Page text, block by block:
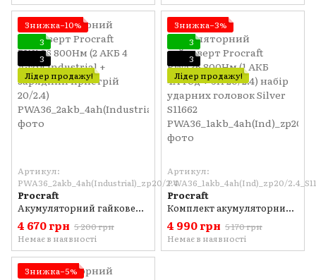
Знижка−10%
3
3
Лідер продажу!
Артикул:
PWA36_2akb_4ah(Industrial)_zp20/2.4
Procraft
Акумуляторний гайковерт Procraft PWA36 800Нм (2 АКБ 4 А·год Industrial + зарядний пристрій 20/2.4)
4 670 грн 5 200 грн
Немає в наявності
Знижка−3%
3
3
Лідер продажу!
Артикул:
PWA36_1akb_4ah(Ind)_zp20/
Procraft
Комплект акумуляторний гайковерт Procraft PWA36 800Нм (1 АКБ 4А·год + ЗП 20/2.4) набір ударних головок Silver S11662
4 990 грн 5 170 грн
Немає в наявності
Знижка−5%